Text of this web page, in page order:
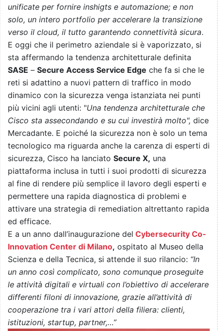
unificate per fornire inshigts e automazione; e non
solo, un intero portfolio per accelerare la transizione
verso il cloud, il tutto garantendo connettività sicura.
E oggi che il perimetro aziendale si è vaporizzato, si
sta affermando la tendenza architetturale definita
SASE – Secure Access Service Edge che fa si che le
reti si adattino a nuovi pattern di traffico in modo
dinamico con la sicurezza venga istanziata nei punti
più vicini agli utenti: "Una tendenza architetturale che
Cisco sta assecondando e su cui investirà molto", dice
Mercadante. E poiché la sicurezza non è solo un tema
tecnologico ma riguarda anche la carenza di esperti di
sicurezza, Cisco ha lanciato Secure X, una
piattaforma inclusa in tutti i suoi prodotti di sicurezza
al fine di rendere più semplice il lavoro degli esperti e
permettere una rapida diagnostica di problemi e
attivare una strategia di remediation altrettanto rapida
ed efficace.
E a un anno dall’inaugurazione del Cybersecurity Co-
Innovation Center di Milano, ospitato al Museo della
Scienza e della Tecnica, si attende il suo rilancio: “In
un anno così complicato, sono comunque proseguite
le attività digitali e virtuali con l’obiettivo di accelerare
differenti filoni di innovazione, grazie all’attività di
cooperazione tra i vari attori della filiera: clienti,
istituzioni, startup, partner,…”